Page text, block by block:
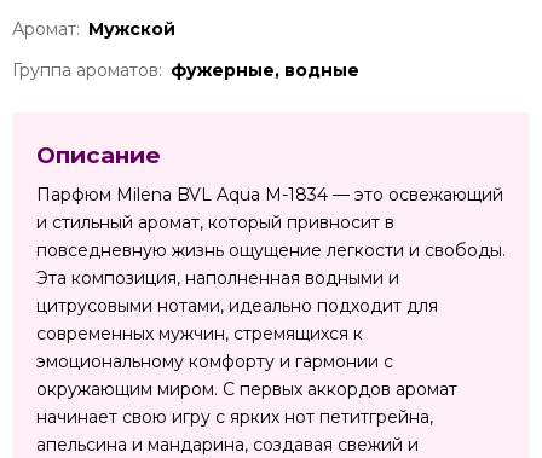
Аромат: Мужской
Группа ароматов: фужерные, водные
Описание
Парфюм Milena BVL Aqua M-1834 — это освежающий
и стильный аромат, который привносит в
повседневную жизнь ощущение легкости и свободы.
Эта композиция, наполненная водными и
цитрусовыми нотами, идеально подходит для
современных мужчин, стремящихся к
эмоциональному комфорту и гармонии с
окружающим миром. С первых аккордов аромат
начинает свою игру с ярких нот петитгрейна,
апельсина и мандарина, создавая свежий и